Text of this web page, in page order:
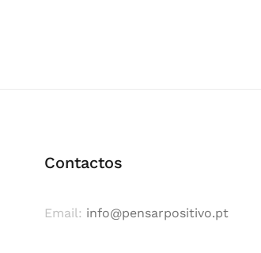
Contactos
Email: info@pensarpositivo.pt